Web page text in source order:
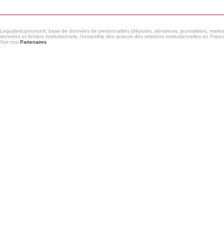
Leguidedupouvoir.fr, base de données de personnalités (députés, sénateurs, journalistes,
données et fichiers institutionnels, l'ensemble des acteurs des relations institutionnelles en
Voir nos Partenaires